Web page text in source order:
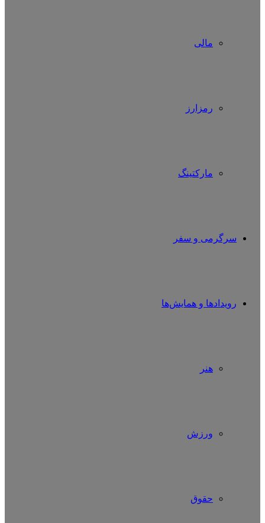
مالی
رمزارز
مارکتینگ
سرگرمی و سفر
رویدادها و همایش‌ها
هنر
ورزش
حقوق